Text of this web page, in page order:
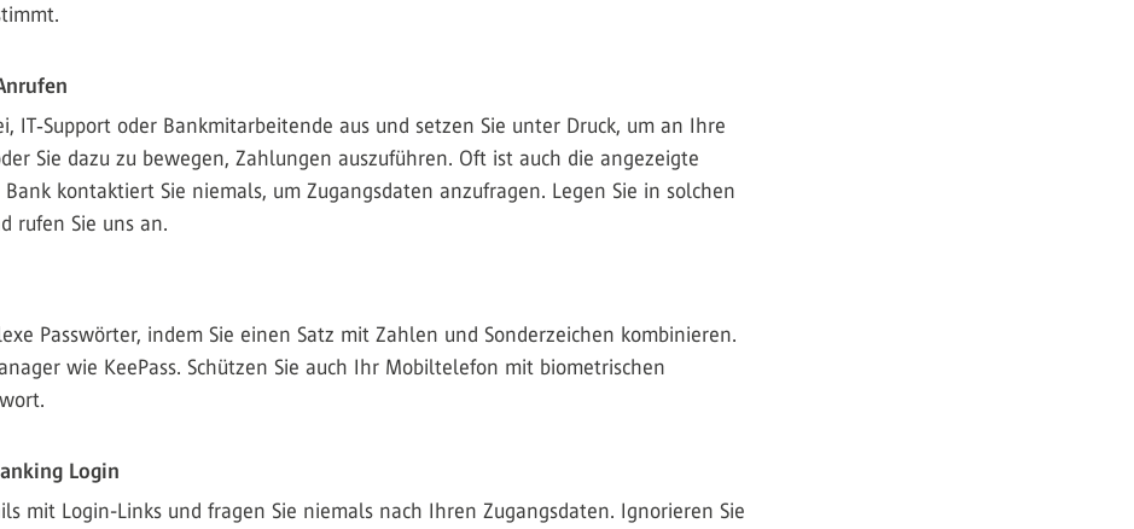
IT‑Support oder Bankmitarbeitende aus und setzen Sie unter Druck, um an Ihre
Sie dazu zu bewegen, Zahlungen auszuführen. Oft ist auch die angezeigte
kontaktiert Sie niemals, um Zugangsdaten anzufragen. Legen Sie in solchen
rufen Sie uns an.
Passwörter, indem Sie einen Satz mit Zahlen und Sonderzeichen kombinieren.
wie KeePass. Schützen Sie auch Ihr Mobiltelefon mit biometrischen
Login
mit Login-Links und fragen Sie niemals nach Ihren Zugangsdaten. Ignorieren Sie